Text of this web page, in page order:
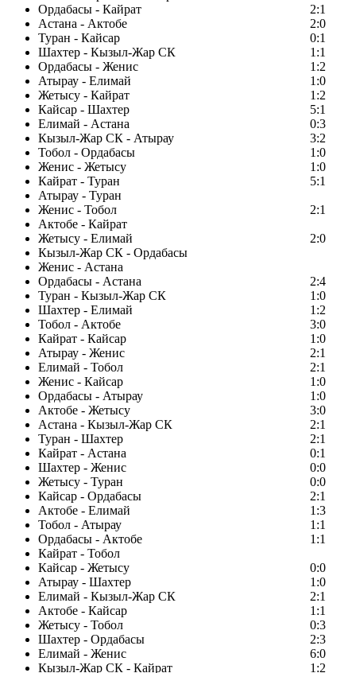
Ордабасы - Кайрат
2:1
Астана - Актобе
2:0
Туран - Кайсар
0:1
Шахтер - Кызыл-Жар СК
1:1
Ордабасы - Женис
1:2
Атырау - Елимай
1:0
Жетысу - Кайрат
1:2
Кайсар - Шахтер
5:1
Елимай - Астана
0:3
Кызыл-Жар СК - Атырау
3:2
Тобол - Ордабасы
1:0
Женис - Жетысу
1:0
Кайрат - Туран
5:1
Атырау - Туран
Женис - Тобол
2:1
Актобе - Кайрат
Жетысу - Елимай
2:0
Кызыл-Жар СК - Ордабасы
Женис - Астана
Ордабасы - Астана
2:4
Туран - Кызыл-Жар СК
1:0
Шахтер - Елимай
1:2
Тобол - Актобе
3:0
Кайрат - Кайсар
1:0
Атырау - Женис
2:1
Елимай - Тобол
2:1
Женис - Кайсар
1:0
Ордабасы - Атырау
1:0
Актобе - Жетысу
3:0
Астана - Кызыл-Жар СК
2:1
Туран - Шахтер
2:1
Кайрат - Астана
0:1
Шахтер - Женис
0:0
Жетысу - Туран
0:0
Кайсар - Ордабасы
2:1
Актобе - Елимай
1:3
Тобол - Атырау
1:1
Ордабасы - Актобе
1:1
Кайрат - Тобол
Кайсар - Жетысу
0:0
Атырау - Шахтер
1:0
Елимай - Кызыл-Жар СК
2:1
Актобе - Кайсар
1:1
Жетысу - Тобол
0:3
Шахтер - Ордабасы
2:3
Елимай - Женис
6:0
Кызыл-Жар СК - Кайрат
1:2